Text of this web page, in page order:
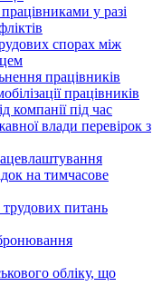
у разі
спорах між
працівників
працівників
компанії під час
влади перевірок з
на тимчасове
трудових питань
обліку, що